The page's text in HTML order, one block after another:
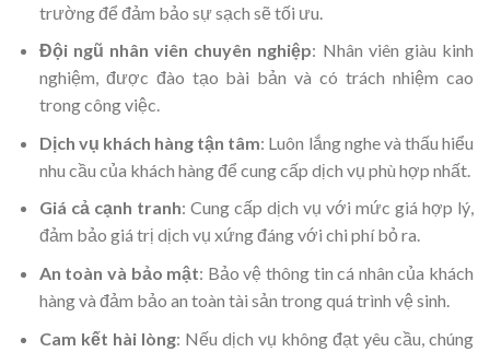
trường để đảm bảo sự sạch sẽ tối ưu.
Đội ngũ nhân viên chuyên nghiệp: Nhân viên giàu kinh
nghiệm, được đào tạo bài bản và có trách nhiệm cao
trong công việc.
Dịch vụ khách hàng tận tâm: Luôn lắng nghe và thấu hiểu
nhu cầu của khách hàng để cung cấp dịch vụ phù hợp nhất.
Giá cả cạnh tranh: Cung cấp dịch vụ với mức giá hợp lý,
đảm bảo giá trị dịch vụ xứng đáng với chi phí bỏ ra.
An toàn và bảo mật: Bảo vệ thông tin cá nhân của khách
hàng và đảm bảo an toàn tài sản trong quá trình vệ sinh.
Cam kết hài lòng: Nếu dịch vụ không đạt yêu cầu, chúng